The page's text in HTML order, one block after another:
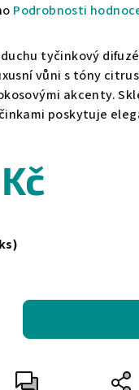
Podrobnosti
tyčinkový difuzér
vůni s tóny
akcenty.
poskytuje